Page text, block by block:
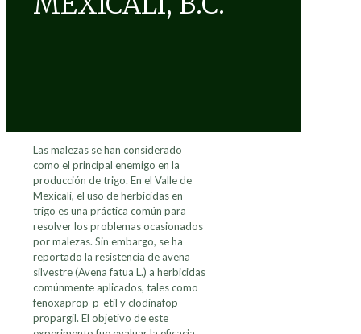
Las malezas se han considerado
como el principal enemigo en la
producción de trigo. En el Valle de
Mexicali, el uso de herbicidas en
trigo es una práctica común para
resolver los problemas ocasionados
por malezas. Sin embargo, se ha
reportado la resistencia de avena
silvestre (Avena fatua L.) a herbicidas
comúnmente aplicados, tales como
fenoxaprop-p-etil y clodinafop-
propargil. El objetivo de este